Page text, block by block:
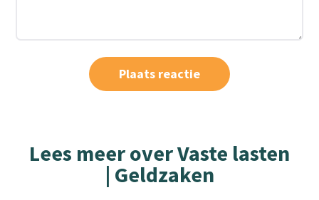
Lees meer over Vaste lasten
| Geldzaken